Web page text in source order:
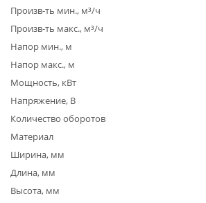
Произв-ть мин., м³/ч
Произв-ть макс., м³/ч
Напор мин., м
Напор макс., м
Мощность, кВт
Напряжение, В
Количество оборотов
Материал
Ширина, мм
Длина, мм
Высота, мм